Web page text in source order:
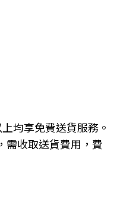
均享免費送貨服務。
需收取送貨費用，費